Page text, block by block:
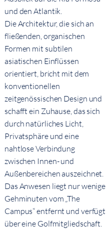
und den Atlantik.
Die Architektur, die sich an
fließenden, organischen
Formen mit subtilen
asiatischen Einflüssen
orientiert, bricht mit dem
konventionellen
zeitgenössischen Design und
schafft ein Zuhause, das sich
durch natürliches Licht,
Privatsphäre und eine
nahtlose Verbindung
zwischen Innen- und
Außenbereichen auszeichnet.
Das Anwesen liegt nur wenige
Gehminuten vom „The
Campus“ entfernt und verfügt
über eine Golfmitgliedschaft.